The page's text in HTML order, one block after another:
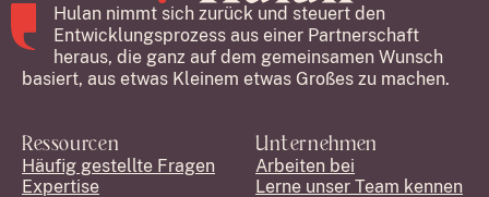
Hulan nimmt sich zurück und steuert den
Entwicklungsprozess aus einer Partnerschaft
heraus, die ganz auf dem gemeinsamen Wunsch
basiert, aus etwas Kleinem etwas Großes zu machen.
Ressourcen
Häufig gestellte Fragen
Expertise
Unternehmen
Arbeiten bei
Lerne unser Team kennen